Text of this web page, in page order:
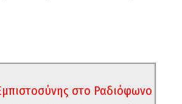
στο Ραδιόφωνο